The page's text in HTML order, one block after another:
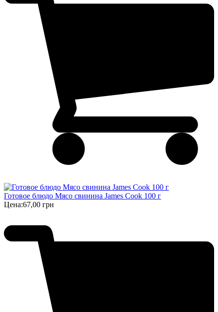
Готовое блюдо Мясо свинина James Cook 100 г
Цена:67,00 грн